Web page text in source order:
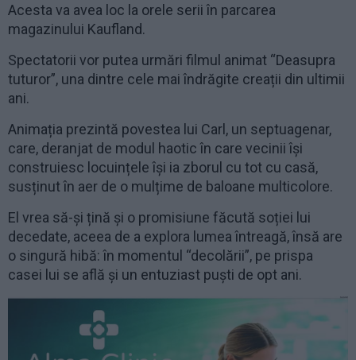
Acesta va avea loc la orele serii în parcarea
magazinului Kaufland.
Spectatorii vor putea urmări filmul animat “Deasupra
tuturor”, una dintre cele mai îndrăgite creații din ultimii
ani.
Animația prezintă povestea lui Carl, un septuagenar,
care, deranjat de modul haotic în care vecinii își
construiesc locuințele își ia zborul cu tot cu casă,
susținut în aer de o mulțime de baloane multicolore.
El vrea să-și țină și o promisiune făcută soției lui
decedate, aceea de a explora lumea întreagă, însă are
o singură hibă: în momentul “decolării”, pe prispa
casei lui se află și un entuziast puști de opt ani.